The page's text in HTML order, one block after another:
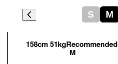
S M
158cm 51kgRecommended
M